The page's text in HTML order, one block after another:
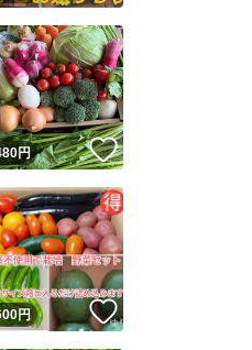
ユーザーは高頻度で24時間以内に発送し
ユーザーは設定した発送日数内に発送し
！円 いいね！
！
円 いいね！